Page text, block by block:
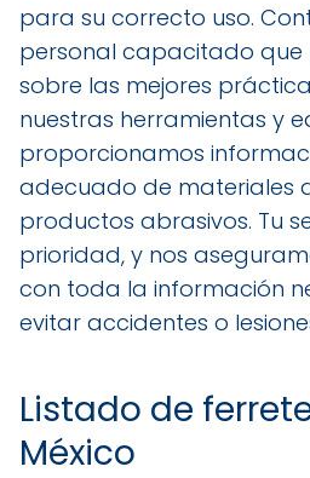
para su correcto uso.
personal capacitado que
sobre las mejores
nuestras herramientas y
proporcionamos
adecuado de materiales
productos abrasivos. Tu
prioridad, y nos
con toda la información
evitar accidentes o
Listado de
México